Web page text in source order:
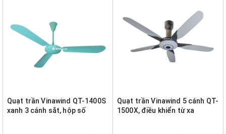
Quạt trần Vinawind QT-1400S
xanh 3 cánh sắt, hộp số
Quạt trần Vinawind 5 cánh QT-
1500X, điều khiển từ xa